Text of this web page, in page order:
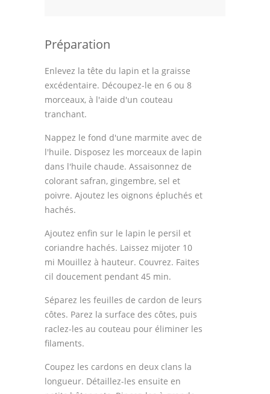
Préparation
Enlevez la tête du lapin et la graisse
excédentaire. Découpez-le en 6 ou 8
morceaux, à l'aide d'un couteau
tranchant.
Nappez le fond d'une marmite avec de
l'huile. Disposez les morceaux de lapin
dans l'huile chaude. Assaisonnez de
colorant safran, gingembre, sel et
poivre. Ajoutez les oignons épluchés et
hachés.
Ajoutez enfin sur le lapin le persil et
coriandre hachés. Laissez mijoter 10
mi Mouillez à hauteur. Couvrez. Faites
cil doucement pendant 45 min.
Séparez les feuilles de cardon de leurs
côtes. Parez la surface des côtes, puis
raclez-les au couteau pour éliminer les
filaments.
Coupez les cardons en deux clans la
longueur. Détaillez-les ensuite en